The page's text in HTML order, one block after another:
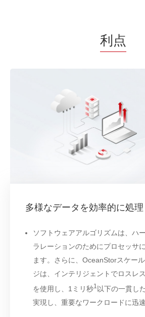
利点
多様なデータを効率的に処理
ソフトウェアアルゴリズムは、ハ
ラレーションのためにプロセッサ
ます。さらに、OceanStorスケー
ジは、インテリジェントでロスレ
を使用し、1ミリ秒1 以下の一貫し
実現し、重要なワークロードに迅